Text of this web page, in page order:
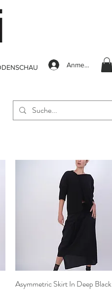
Anmelden
Schnellansicht
Asymmetric Skirt In Deep Black